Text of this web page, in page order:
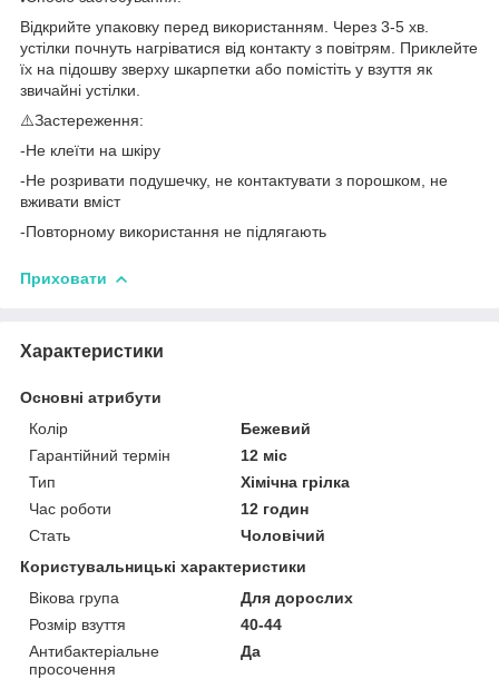
Відкрийте упаковку перед використанням. Через 3-5 хв.
устілки почнуть нагріватися від контакту з повітрям. Приклейте
їх на підошву зверху шкарпетки або помістіть у взуття як
звичайні устілки.
⚠️Застереження:
-Не клеїти на шкіру
-Не розривати подушечку, не контактувати з порошком, не
вживати вміст
-Повторному використання не підлягають
Приховати
Характеристики
Основні атрибути
Колір
Бежевий
Гарантійний термін
12 міс
Тип
Хімічна грілка
Час роботи
12 годин
Стать
Чоловічий
Користувальницькі характеристики
Вікова група
Для дорослих
Розмір взуття
40-44
Антибактеріальне
просочення
Да